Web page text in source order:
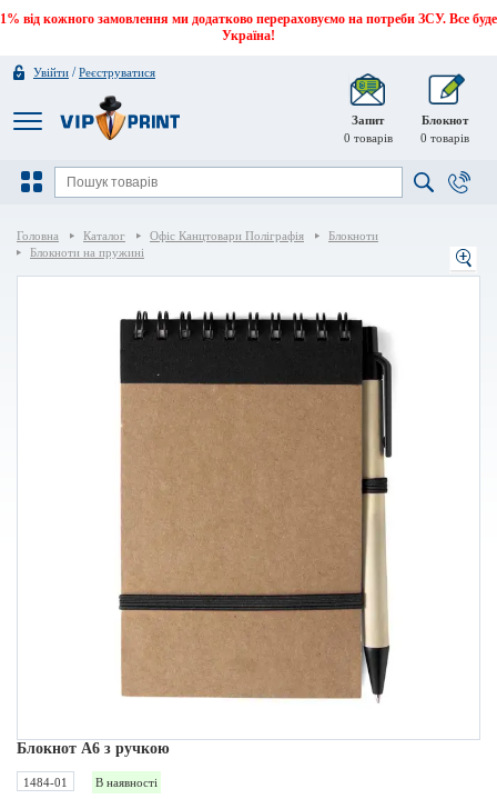
1% від кожного замовлення ми додатково перераховуємо на потреби ЗСУ. Все буде
Україна!
Увійти /Реєструватися
Запит
0 товарів
Блокнот
0 товарів
Головна Каталог Офіс Канцтовари Поліграфія
Блокноти
Блокноти на пружині
Блокнот A6 з ручкою
1484-01 В наявності